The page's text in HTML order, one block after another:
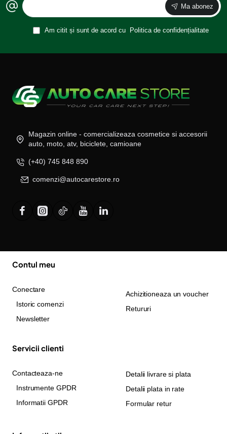
Ma abonez
Am citit și sunt de acord cu Politica de confidențialitate
Magazin online - comercializeaza cosmetice si accesorii
auto, moto, atv, biciclete, camioane
(+40) 745 848 890
comenzi@autocarestore.ro
Contul meu
Conectare
Istoric comenzi
Newsletter
Achizitioneaza un voucher
Retururi
Servicii clienti
Contacteaza-ne
Instrumente GPDR
Informatii GPDR
Detalii livrare si plata
Detalii plata in rate
Formular retur